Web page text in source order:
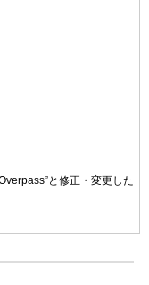
と修正・変更した